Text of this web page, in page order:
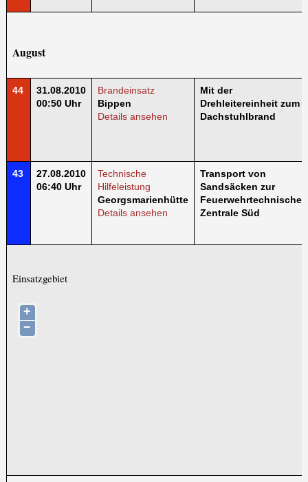
August
44
31.08.2010
00:50 Uhr
Brandeinsatz
Bippen
Details ansehen
Mit der
Drehleitereinheit zum
Dachstuhlbrand
43
27.08.2010
06:40 Uhr
Technische
Hilfeleistung
Georgsmarienhütte
Details ansehen
Transport von
Sandsäcken zur
Feuerwehrtechnischen
Zentrale Süd
Einsatzgebiet
+
−